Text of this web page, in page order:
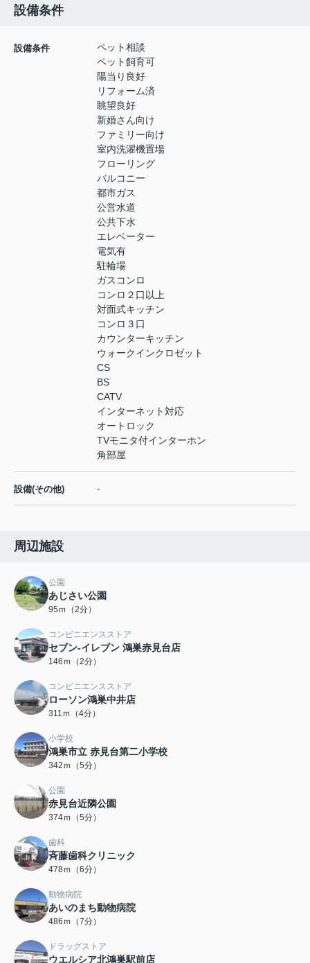
設備条件
設備条件
ペット相談
ペット飼育可
陽当り良好
リフォーム済
眺望良好
新婚さん向け
ファミリー向け
室内洗濯機置場
フローリング
バルコニー
都市ガス
公営水道
公共下水
エレベーター
電気有
駐輪場
ガスコンロ
コンロ２口以上
対面式キッチン
コンロ３口
カウンターキッチン
ウォークインクロゼット
CS
BS
CATV
インターネット対応
オートロック
TVモニタ付インターホン
角部屋
設備(その他) -
周辺施設
公園
あじさい公園
95ｍ（2分）
コンビニエンスストア
セブン-イレブン 鴻巣赤見台店
146ｍ（2分）
コンビニエンスストア
ローソン鴻巣中井店
311ｍ（4分）
小学校
鴻巣市立 赤見台第二小学校
342ｍ（5分）
公園
赤見台近隣公園
374ｍ（5分）
歯科
斉藤歯科クリニック
478ｍ（6分）
動物病院
あいのまち動物病院
486ｍ（7分）
ドラッグストア
ウエルシア北鴻巣駅前店